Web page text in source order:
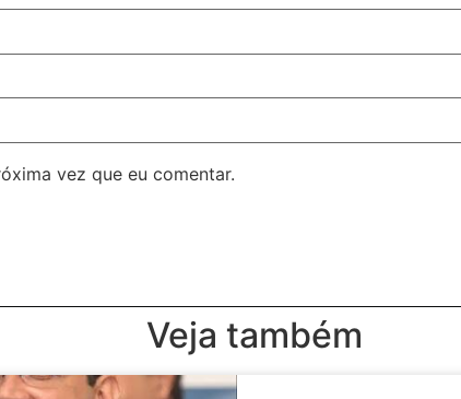
vez que eu comentar.
Veja também